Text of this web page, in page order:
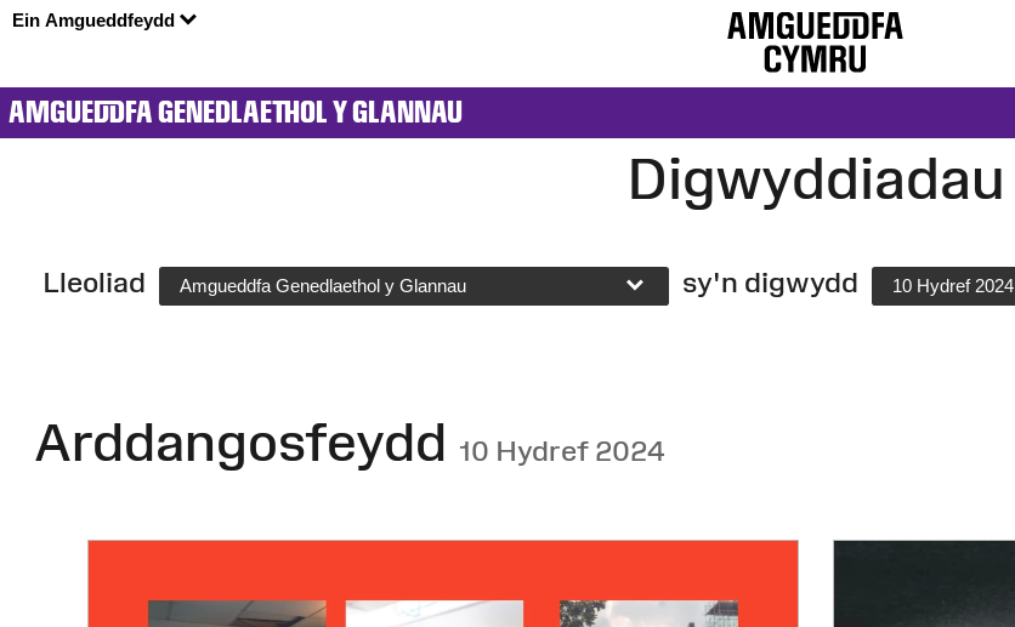
Ein Amgueddfeydd
AMGUEDDFA GENEDLAETHOL Y GLANNAU
Digwyddiadau
Lleoliad Amgueddfa Genedlaethol y Glannau sy'n digwydd 10 Hydref 2024
Arddangosfeydd 10 Hydref 2024